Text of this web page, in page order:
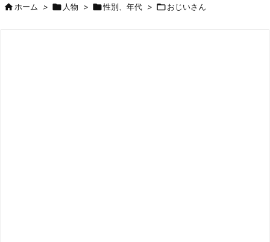
ホーム >  人物 > 性別、年代 > おじいさん